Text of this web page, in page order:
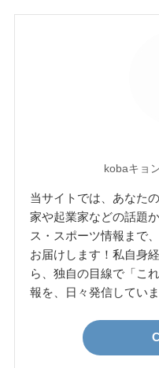
kobaキョ
当サイトでは、あなた
家や起業家などの話題
ス・スポーツ情報まで
お届けします！私自身
ら、独自の目線で「こ
報を、日々発信していま